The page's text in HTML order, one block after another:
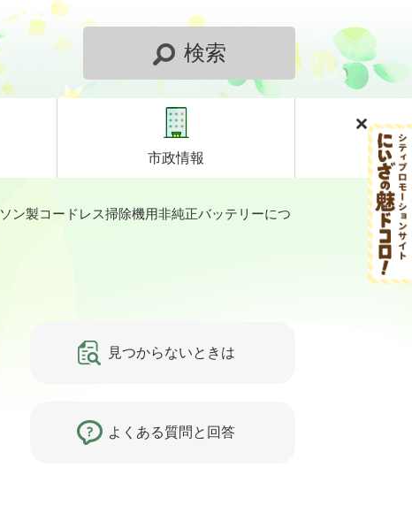
検索
市政情報
ソン製コードレス掃除機用非純正バッテリーにつ
見つからないときは
よくある質問と回答